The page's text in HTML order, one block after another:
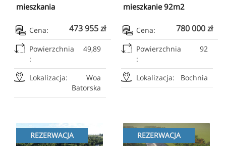
mieszkania
Cena: 473 955 zł
Powierzchnia
:
49,89
Lokalizacja:
Woa
Batorska
mieszkanie 92m2
Cena: 780 000 zł
Powierzchnia
:
92
Lokalizacja: Bochnia
REZERWACJA REZERWACJA